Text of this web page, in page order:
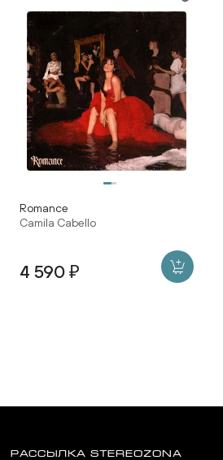
Camila Cabello
Romance
4 590 ₽
РАССЫЛКА STEREOZONA